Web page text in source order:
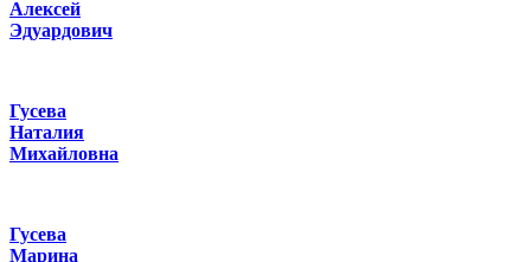
Алексей
Эдуардович
Гусева
Наталия
Михайловна
Гусева
Марина